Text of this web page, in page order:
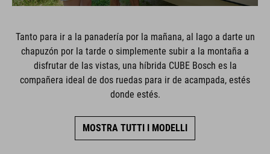
Tanto para ir a la panadería por la mañana, al lago a darte un
chapuzón por la tarde o simplemente subir a la montaña a
disfrutar de las vistas, una híbrida CUBE Bosch es la
compañera ideal de dos ruedas para ir de acampada, estés
donde estés.
MOSTRA TUTTI I MODELLI